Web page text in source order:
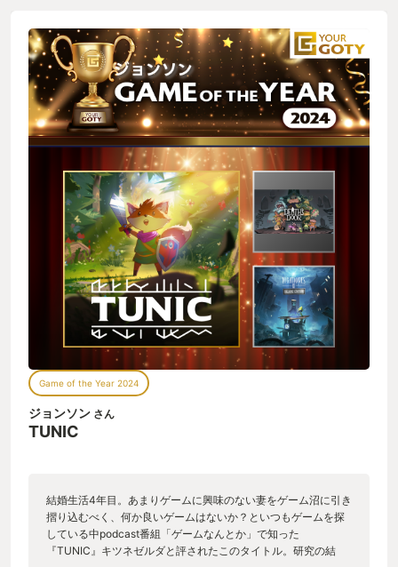
Game of the Year 2024
ジョンソン さん
TUNIC
結婚生活4年目。あまりゲームに興味のない妻をゲーム沼に引き
摺り込むべく、何か良いゲームはないか？といつもゲームを探
している中podcast番組「ゲームなんとか」で知った
『TUNIC』キツネゼルダと評されたこのタイトル。研究の結